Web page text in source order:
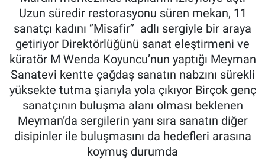
Uzun süredir restorasyonu süren mekan, 11
sanatçı kadını ‘’Misafir’’ adlı sergiyle bir araya
getiriyor Direktörlüğünü sanat eleştirmeni ve
küratör M Wenda Koyuncu’nun yaptığı Meyman
Sanatevi kentte çağdaş sanatın nabzını sürekli
yüksekte tutma şiarıyla yola çıkıyor Birçok genç
sanatçının buluşma alanı olması beklenen
Meyman’da sergilerin yanı sıra sanatın diğer
disipinler ile buluşmasını da hedefleri arasına
koymuş durumda
Köşe Yazıları
Röportaj
Video Galeri
Haber Arşivi